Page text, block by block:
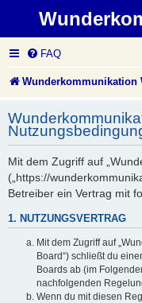
FAQ
Wunderkommunikation
Mit dem Zugriff auf
(„https://
Betreiber ein Vertrag mit
1. NUTZUNGSVERTRAG
Mit dem Zugriff auf
Board“) schließt du
Boards ab (im
nachfolgenden
Wenn du mit diesen